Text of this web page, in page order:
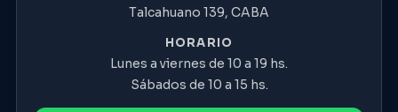
Talcahuano 139, CABA
HORARIO
Lunes a viernes de 10 a 19 hs.
Sábados de 10 a 15 hs.